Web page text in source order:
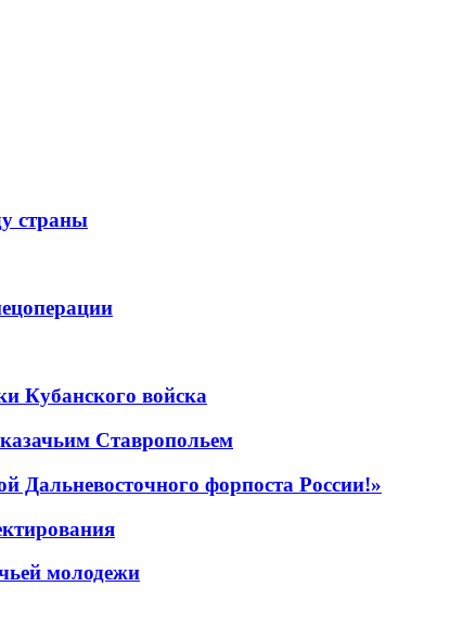
страны
Кубанского войска
Ставропольем
Дальневосточного форпоста России!»
молодежи